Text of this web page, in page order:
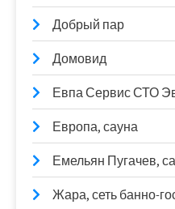
Добрый пар
Домовид
Евпа Сервис СТО
Европа, сауна
Емельян Пугачев,
Жара, сеть банно-